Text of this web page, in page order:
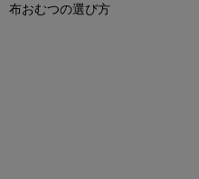
布おむつの選び方